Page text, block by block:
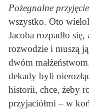
Pożegnalne przyjęcie
wszystko. Oto
Jacoba rozpadło
rozwodzie i muszą
dwóm
dekady byli
historii, chce, żeby
przyjaciółmi – w